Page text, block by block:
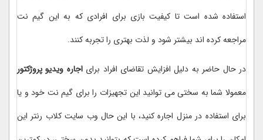
استفاده شده است تا کیفیت بازی برای افرادی که به این گیم نت
مراجعه کرده اند بیشتر شود و لذت بهتری را تجربه کنند.
در حال حاضر به دلیل افزایش تقاضای افراد برایاجاره ویدیو پروژکتور
معمولا شما به سختی می توانید این تجهیزات را برای گیم نت خود و یا
برای استفاده در منزل اجاره کنید، با این حال وب سایت کلاب رنتر این